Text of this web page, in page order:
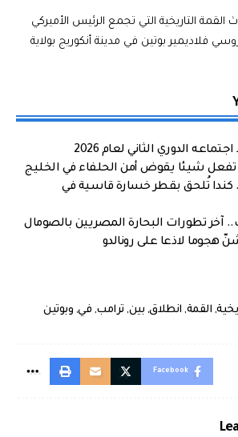
التاريخية التي تجمع الرئيس الأميركي
فلاديمير بوتين في مدينة أنكوريج بولاية
الدوري الثاني لعام 2026
شيئا يقوض أمن الحلفاء في الخليج
تُلحق بقطر خسارة قاسية في
آخر تطورات البحارة المصريين بالصومال
هجوما لاذعا على رونالدو
, القمة, انطلاق, بين, ترامب, في, وبوتين
Facebook